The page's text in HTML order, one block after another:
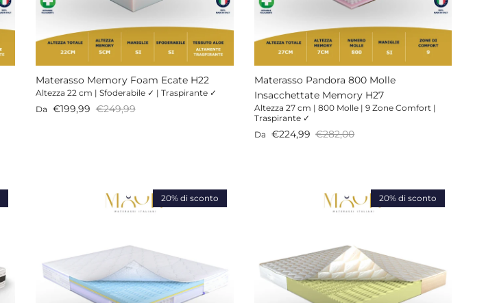
Materasso Memory Foam Ecate H22
Altezza 22 cm | Sfoderabile ✓ | Traspirante ✓
Prezzo di vendita
Da €199,99 Prezzo normale
€249,99
Materasso Pandora 800 Molle
Insacchettate Memory H27
Altezza 27 cm | 800 Molle | 9 Zone Comfort |
Traspirante ✓
Prezzo di vendita
Da €224,99 Prezzo normale
€282,00
20% di sconto 20% di sconto